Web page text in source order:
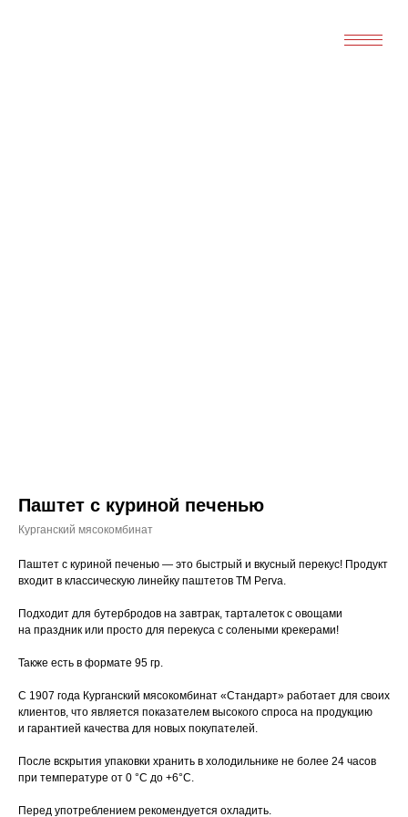
Паштет с куриной печенью
Курганский мясокомбинат
Паштет с куриной печенью — это быстрый и вкусный перекус! Продукт
входит в классическую линейку паштетов ТМ Perva.
Подходит для бутербродов на завтрак, тарталеток с овощами
на праздник или просто для перекуса с солеными крекерами!
Также есть в формате 95 гр.
С 1907 года Курганский мясокомбинат «Стандарт» работает для своих
клиентов, что является показателем высокого спроса на продукцию
и гарантией качества для новых покупателей.
После вскрытия упаковки хранить в холодильнике не более 24 часов
при температуре от 0 °C до +6°С.
Перед употреблением рекомендуется охладить.